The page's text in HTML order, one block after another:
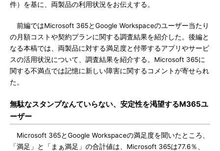
件）を基に、両製品の利用状況をお伝えする。
前編ではMicrosoft 365とGoogle Workspaceのユーザー当たり
の月額コストや契約プランに関する調査結果を紹介した。後編と
なる本稿では、両製品に対する満足度と付帯するアプリやサービ
スの活用状況について、調査結果を紹介する。Microsoft 365に
関する不満点では記憶に新しい障害に関するコメントが寄せられ
た。
無駄なスタンプなんていらない、安定性を渇望するM365ユ
ーザー
Microsoft 365とGoogle Workspaceの満足度を聞いたところ、
「満足」と「まぁ満足」の合計値は、Microsoft 365は77.6％、